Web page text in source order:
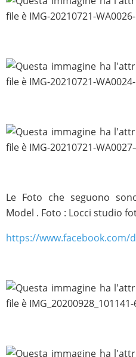
Le Foto che seguono
Model . Foto : Locci studio
https://www.facebook.com/